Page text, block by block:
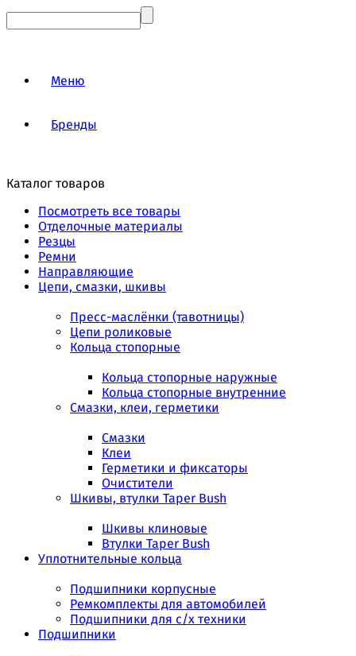
Меню
Бренды
Каталог товаров
Посмотреть все товары
Отделочные материалы
Резцы
Ремни
Направляющие
Цепи, смазки, шкивы
Пресс-маслёнки (тавотницы)
Цепи роликовые
Кольца стопорные
Кольца стопорные наружные
Кольца стопорные внутренние
Смазки, клеи, герметики
Смазки
Клеи
Герметики и фиксаторы
Очистители
Шкивы, втулки Taper Bush
Шкивы клиновые
Втулки Taper Bush
Уплотнительные кольца
Подшипники корпусные
Ремкомплекты для автомобилей
Подшипники для с/х техники
Подшипники